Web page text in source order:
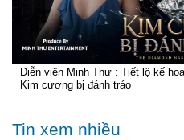
Diễn viên Minh Thư : Tiết lộ kế
Kim cương bị đánh tráo
Tin xem nhiều